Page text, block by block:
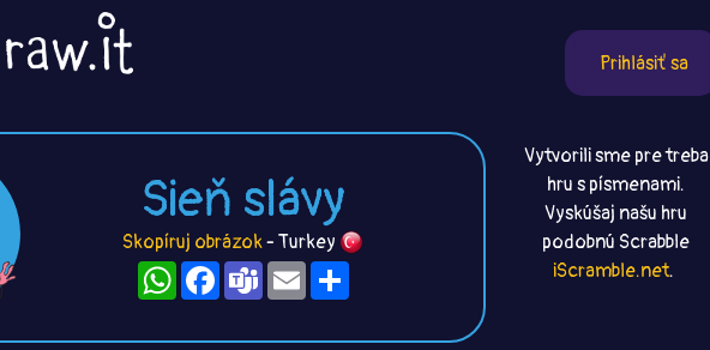
Prihlásiť sa
Sieň slávy
Skopíruj obrázok- Turkey
WhatsAppFacebook
TeamsEmailZdieľaj
Vytvorili sme pre treba
hru s písmenami.
Vyskúšaj našu hru
podobnú Scrabble
iScramble.net.